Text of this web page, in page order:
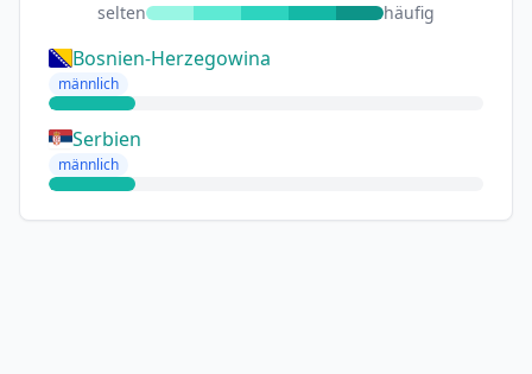
selten häufig
Bosnien-Herzegowina
männlich
Serbien
männlich